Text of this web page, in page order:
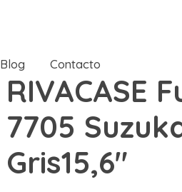
Blog Contacto
RIVACASE
7705
Gris15,6"